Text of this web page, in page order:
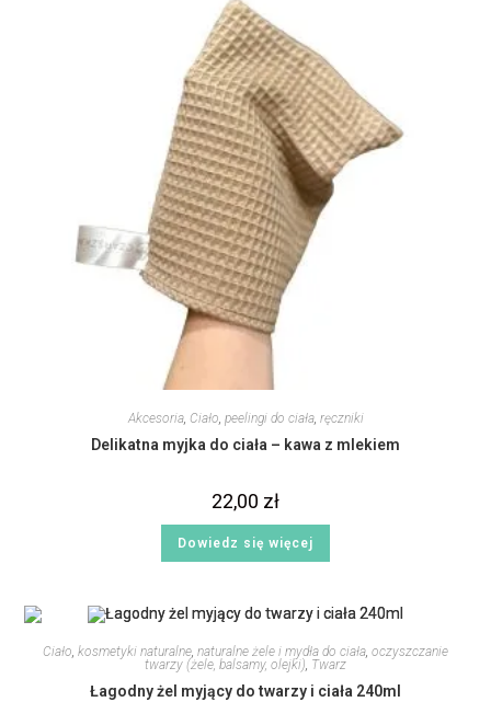
Akcesoria, Ciało peelingi do ciała, ręczniki
Delikatna myjka do ciała – kawa z mlekiem
22,00 zł
Dowiedz się więcej
Ciało, kosmetyki naturalne, naturalne żele i mydła do ciała, oczyszczanie
twarzy (żele, balsamy, olejki), Twarz
Łagodny żel myjący do twarzy i ciała 240ml